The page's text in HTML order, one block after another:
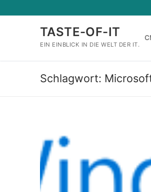
Inhalt
TASTE-OF-IT
EIN EINBLICK IN DIE WELT DER IT.
Schlagwort: